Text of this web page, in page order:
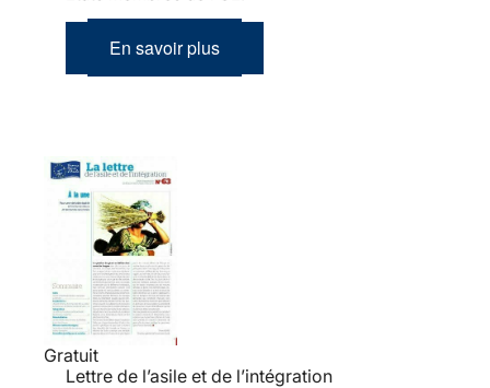
En savoir plus
Gratuit
Lettre de l’asile et de l’intégration